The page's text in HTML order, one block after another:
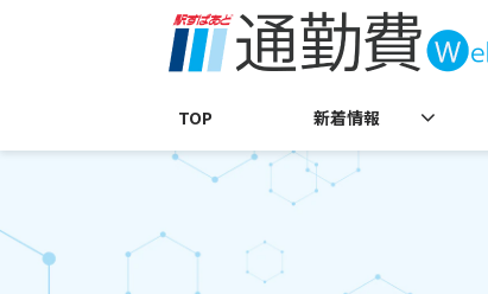
TOP 新着情報